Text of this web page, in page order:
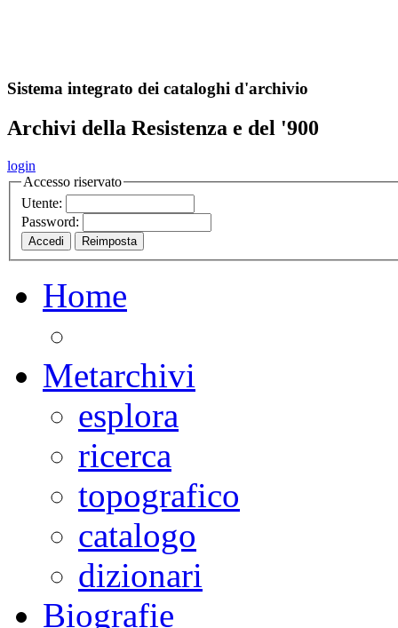
Sistema integrato dei cataloghi d'archivio
Archivi della Resistenza e del '900
login
Accesso riservato
Utente:
Password:
Home
Metarchivi
esplora
ricerca
topografico
catalogo
dizionari
Biografie